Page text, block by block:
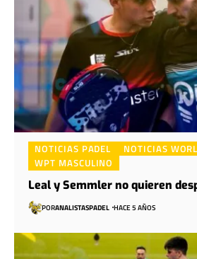
NOTICIAS PADEL
NOTICIAS
WPT MASCULINO
Leal y Semmler no quieren
PORANALISTASPADEL HACE 5 AÑOS